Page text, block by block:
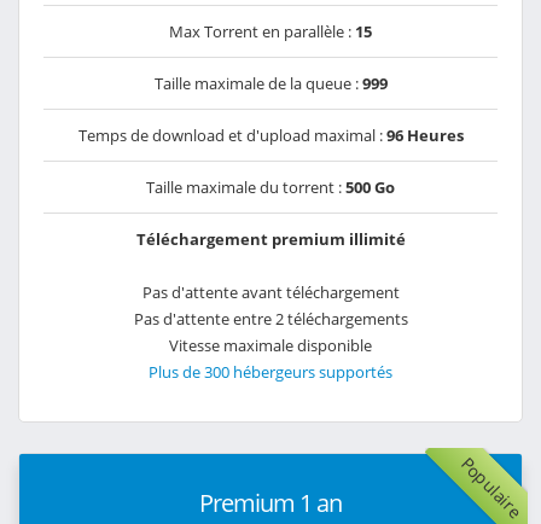
Max Torrent en parallèle : 15
Taille maximale de la queue :999
Temps de download et d'upload maximal :96 Heures
Taille maximale du torrent :500 Go
Téléchargement premium illimité
Pas d'attente avant téléchargement
Pas d'attente entre 2 téléchargements
Vitesse maximale disponible
Plus de 300 hébergeurs supportés
Populaire
Premium 1 an